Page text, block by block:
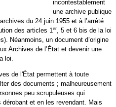
incontestablement
une archive publique
du 24 juin 1955 et à l’arrêté
des articles 1 er, 5 et 6 bis de la loi
Néanmoins, un document d’origine
Archives de l’État et devenir une
loi.
de l'État permettent à toute
des documents ; malheureusement
peu scrupuleuses qui
dérobant et en les revendant. Mais